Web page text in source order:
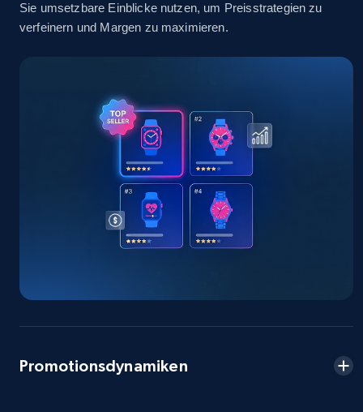
Seller id, URL, Seller name, Description, Detailed
info, Stars, Feedbacks, Return policy, and more.
URL, Product id, Title, Seller name, Seller rating,
Seller reviews, Breadcrumbs, Root category, and
specified keywords
Sie umsetzbare Einblicke nutzen, um Preisstrategien zu
verfeinern und Margen zu maximieren.
Promotionsdynamiken